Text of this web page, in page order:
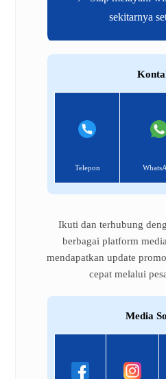
sekitarnya
Telepon
Ikuti dan terhubung
berbagai platform
mendapatkan update
cepat melalui
Media